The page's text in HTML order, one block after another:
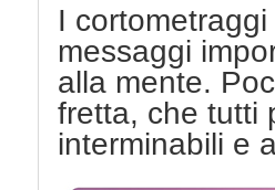
I
messaggi
alla mente.
fretta, che tutti
interminabili e